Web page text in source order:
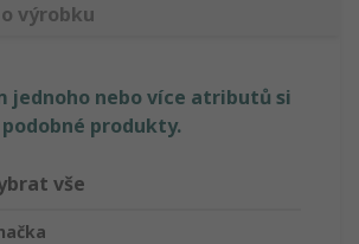
výrobku
jednoho nebo více atributů si
produkty.
vše